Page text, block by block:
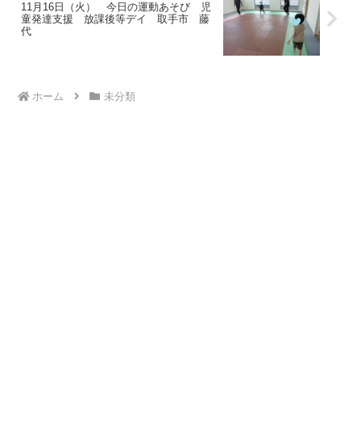
11月16日（火） 今日の運動あそび 児
童発達支援 放課後等デイ 取手市 藤
代
ホーム 未分類